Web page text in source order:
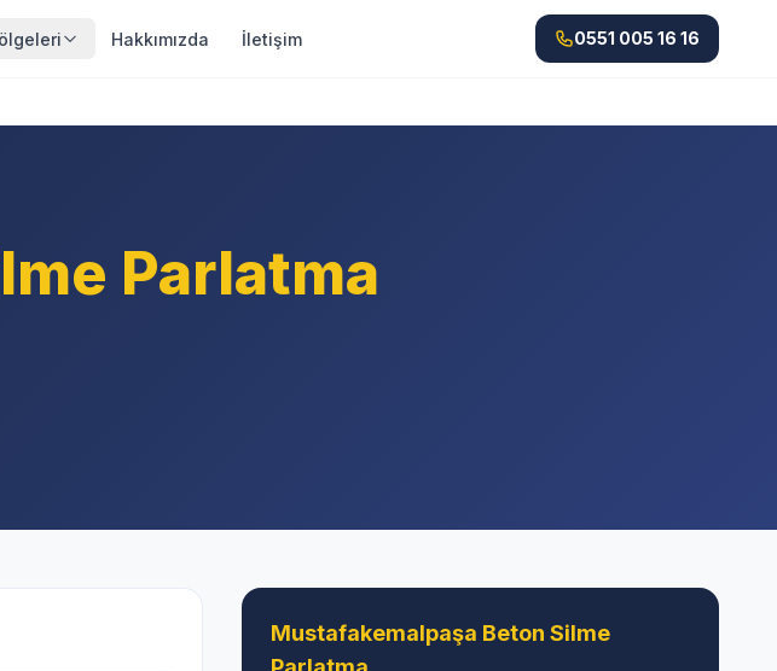
Hakkımızda İletişim 0551 005 16 16
Parlatma
Mustafakemalpaşa Beton Silme